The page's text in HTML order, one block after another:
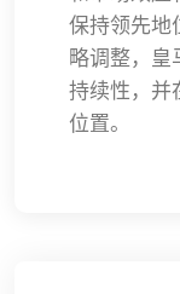
保持领先地
略调整，皇
持续性，并
位置。